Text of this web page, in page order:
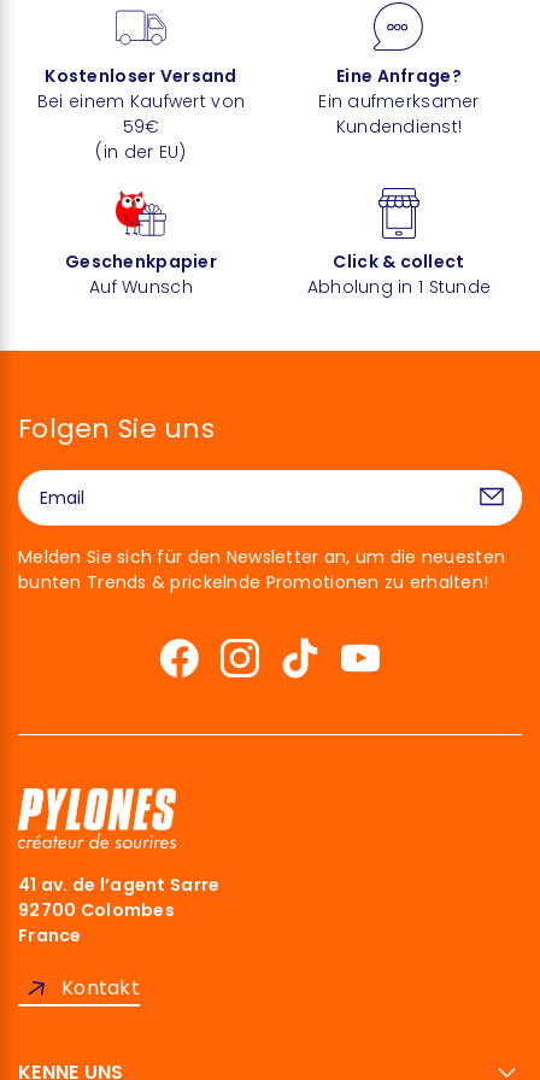
Kostenloser Versand
Bei einem Kaufwert von
59€
(in der EU)
Eine Anfrage?
Ein aufmerksamer
Kundendienst!
Geschenkpapier
Auf Wunsch
Click & collect
Abholung in 1 Stunde
Folgen Sie uns
Melden Sie sich für den Newsletter an, um die neuesten
bunten Trends & prickelnde Promotionen zu erhalten!
41 av. de l’agent Sarre
92700 Colombes
France
Kontakt
KENNE UNS